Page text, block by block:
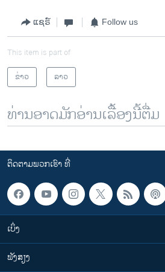
ແຊຣ໌ Follow us
This item is part of
ຂ່າວ
ລາວ
ທ່ານອາດມັກອ່ານເລື້ອງນີ້ຕື່ມ
ຕິດຕາມພວກເຮົາ ທີ່
ເບິ່ງ
ຟັງສຽງ